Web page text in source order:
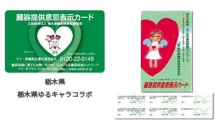
栃木県
栃木県ゆるキャラコラボ